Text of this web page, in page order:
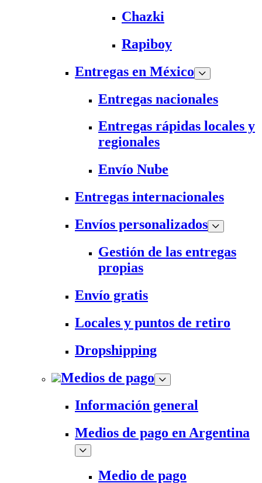
Chazki
Rapiboy
Entregas en México
Entregas nacionales
Entregas rápidas locales y
regionales
Envío Nube
Entregas internacionales
Envíos personalizados
Gestión de las entregas
propias
Envío gratis
Locales y puntos de retiro
Dropshipping
Medios de pago
Información general
Medios de pago en Argentina
Medio de pago